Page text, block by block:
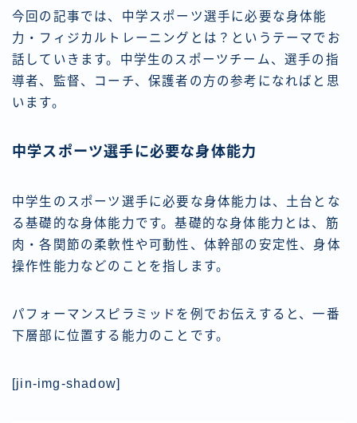
今回の記事では、中学スポーツ選手に必要な身体能
力・フィジカルトレーニングとは？というテーマでお
話していきます。中学生のスポーツチーム、選手の指
導者、監督、コーチ、保護者の方の参考になればと思
います。
中学スポーツ選手に必要な身体能力
中学生のスポーツ選手に必要な身体能力は、土台とな
る基礎的な身体能力です。基礎的な身体能力とは、筋
肉・各関節の柔軟性や可動性、体幹部の安定性、身体
操作性能力などのことを指します。
パフォーマンスピラミッドを例でお伝えすると、一番
下層部に位置する能力のこと です。
[jin-img-shadow]